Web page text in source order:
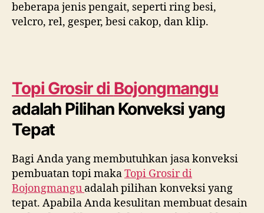
beberapa jenis pengait, seperti ring besi,
velcro, rel, gesper, besi cakop, dan klip.
Topi Grosir di Bojongmangu
adalah Pilihan Konveksi yang
Tepat
Bagi Anda yang membutuhkan jasa konveksi
pembuatan topi makaTopi Grosir di
Bojongmangu adalah pilihan konveksi yang
tepat. Apabila Anda kesulitan membuat desain